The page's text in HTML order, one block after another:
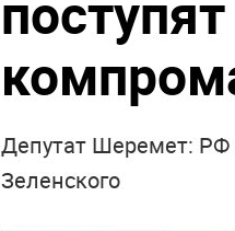
Депутат Шеремет:
Зеленского